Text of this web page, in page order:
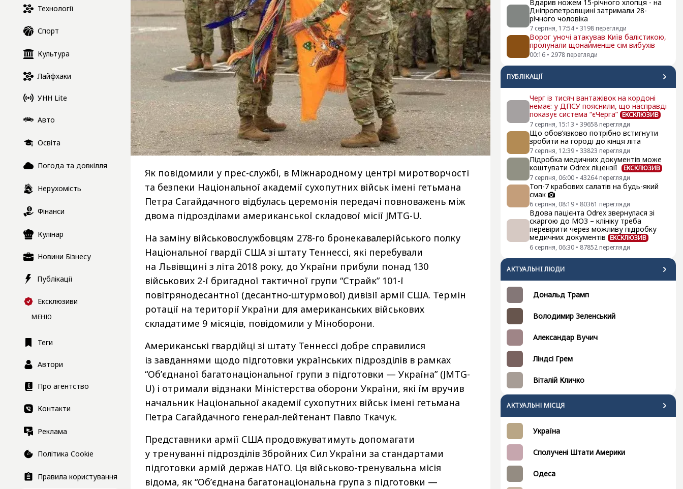
Технології
Спорт
Культура
Лайфхаки
УНН Lite
Авто
Освіта
Погода та довкілля
Нерухомість
Фінанси
Кулінар
Новини Бізнесу
Публікації
Ексклюзиви
МЕНЮ
Теги
Автори
Про агентство
Контакти
Реклама
Політика Cookie
Правила користування
Вдарив ножем 15-річного хлопця - на
Дніпропетровщині затримали 28-
річного чоловіка
7 серпня, 17:54 • 3198 перегляди
Ворог уночі атакував Київ балістикою,
пролунали щонайменше сім вибухів
00:16 • 2978 перегляди
ПУБЛІКАЦІЇ
Черг із тисяч вантажівок на кордоні
немає: у ДПСУ пояснили, що насправді
показує система “єЧерга” ЕКСКЛЮЗИВ
7 серпня, 15:13 • 39658 перегляди
Що обов’язково потрібно встигнути
зробити на городі до кінця літа
7 серпня, 12:39 • 33823 перегляди
Підробка медичних документів може
коштувати Odrex ліцензії
ЕКСКЛЮЗИВ
7 серпня, 06:00 • 43264 перегляди
Топ-7 крабових салатів на будь-який
смак
6 серпня, 08:19 • 80361 перегляди
Вдова пацієнта Odrex звернулася зі
скаргою до МОЗ – клініку треба
перевірити через можливу підробку
медичних документів ЕКСКЛЮЗИВ
6 серпня, 06:30 • 87852 перегляди
АКТУАЛЬНI ЛЮДИ
Дональд Трамп
Володимир Зеленський
Александар Вучич
Ліндсі Грем
Віталій Кличко
АКТУАЛЬНІ МІСЦЯ
Україна
Сполучені Штати Америки
Одеса
Як повідомили у прес-службі, в Міжнародному центрі миротворчості
та безпеки Національної академії сухопутних військ імені гетьмана
Петра Сагайдачного відбулась церемонія передачі повноважень між
двома підрозділами американської складової місії JMTG-U.
На заміну військовослужбовцям 278-го бронекавалерійського полку
Національної гвардії США зі штату Теннессі, які перебували
на Львівщині з літа 2018 року, до України прибули понад 130
військових 2-ї бригадної тактичної групи “Страйк” 101-ї
повітрянодесантної (десантно-штурмової) дивізії армії США. Термін
ротації на території України для американських військових
складатиме 9 місяців, повідомили у Міноборони.
Американські гвардійці зі штату Теннессі добре справилися
із завданнями щодо підготовки українських підрозділів в рамках
“Об’єднаної багатонаціональної групи з підготовки — Україна” (JMTG-
U) і отримали відзнаки Міністерства оборони України, які їм вручив
начальник Національної академії сухопутних військ імені гетьмана
Петра Сагайдачного генерал-лейтенант Павло Ткачук.
Представники армії США продовжуватимуть допомагати
у тренуванні підрозділів Збройних Сил України за стандартами
підготовки армій держав НАТО. Ця військово-тренувальна місія
відома, як “Об’єднана багатонаціональна група з підготовки —